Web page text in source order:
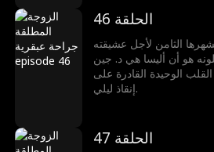
الحلقة 46
الثامن لأجل عشيقته
هو أن أليسا هي د. جين
الوحيدة القادرة على
إنقاذ ليلي.
الحلقة 47